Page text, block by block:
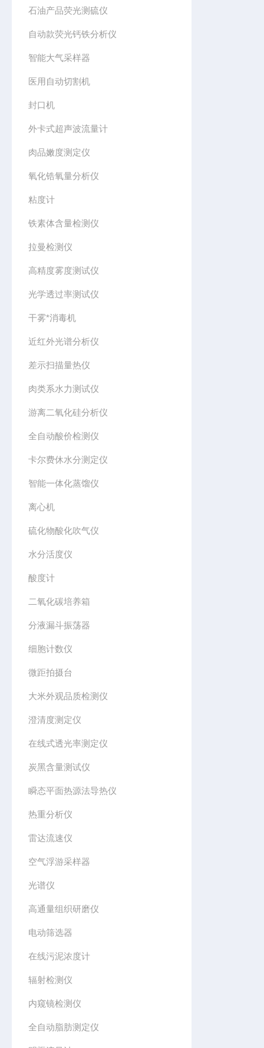
石油产品荧光测硫仪
自动款荧光钙铁分析仪
智能大气采样器
医用自动切割机
封口机
外卡式超声波流量计
肉品嫩度测定仪
氧化锆氧量分析仪
粘度计
铁素体含量检测仪
拉曼检测仪
高精度雾度测试仪
光学透过率测试仪
干雾*消毒机
近红外光谱分析仪
差示扫描量热仪
肉类系水力测试仪
游离二氧化硅分析仪
全自动酸价检测仪
卡尔费休水分测定仪
智能一体化蒸馏仪
离心机
硫化物酸化吹气仪
水分活度仪
酸度计
二氧化碳培养箱
分液漏斗振荡器
细胞计数仪
微距拍摄台
大米外观品质检测仪
澄清度测定仪
在线式透光率测定仪
炭黑含量测试仪
瞬态平面热源法导热仪
热重分析仪
雷达流速仪
空气浮游采样器
光谱仪
高通量组织研磨仪
电动筛选器
在线污泥浓度计
辐射检测仪
内窥镜检测仪
全自动脂肪测定仪